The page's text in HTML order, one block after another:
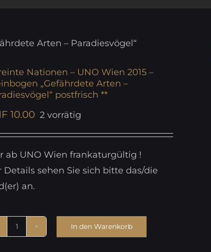
Arten – Paradiesvögel“
Nationen – UNO Wien 2015 –
„Gefährdete Arten –
postfrisch **
10.00 2 vorrätig
ab UNO Wien frankaturgültig !
Details sehen Sie sich bitte das/die
an.
Vereinte
In den Warenkorb